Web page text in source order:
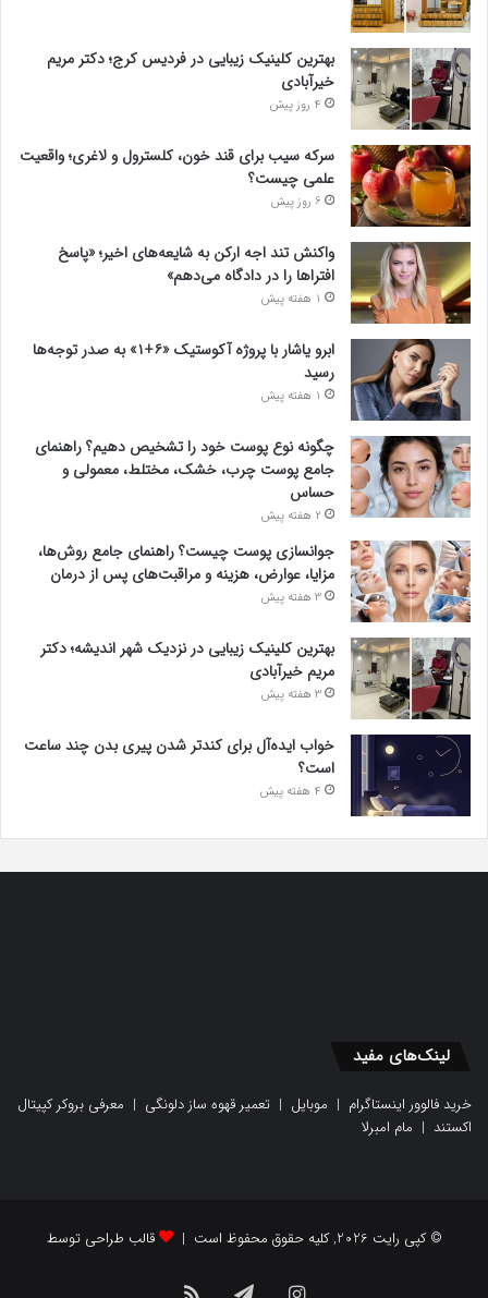
بهترین کلینیک زیبایی در فردیس کرج؛ دکتر مریم
خیرآبادی
4 روز پیش
سرکه سیب برای قند خون، کلسترول و لاغری؛ واقعیت
علمی چیست؟
6 روز پیش
واکنش تند اجه ارکن به شایعه‌های اخیر؛ «پاسخ
افتراها را در دادگاه می‌دهم»
1 هفته پیش
ابرو یاشار با پروژه آکوستیک «۶+۱» به صدر توجه‌ها
رسید
1 هفته پیش
چگونه نوع پوست خود را تشخیص دهیم؟ راهنمای
جامع پوست چرب، خشک، مختلط، معمولی و
حساس
2 هفته پیش
جوانسازی پوست چیست؟ راهنمای جامع روش‌ها،
مزایا، عوارض، هزینه و مراقبت‌های پس از درمان
3 هفته پیش
بهترین کلینیک زیبایی در نزدیک شهر اندیشه؛ دکتر
مریم خیرآبادی
3 هفته پیش
خواب ایده‌آل برای کندتر شدن پیری بدن چند ساعت
است؟
4 هفته پیش
لینک‌های مفید
خرید فالوور اینستاگرام | موبایل | تعمیر قهوه ساز دلونگی | معرفی بروکر کپیتال
اکستند | مام امبرلا
© کپی رایت 2026, کلیه حقوق محفوظ است | قالب طراحی توسط